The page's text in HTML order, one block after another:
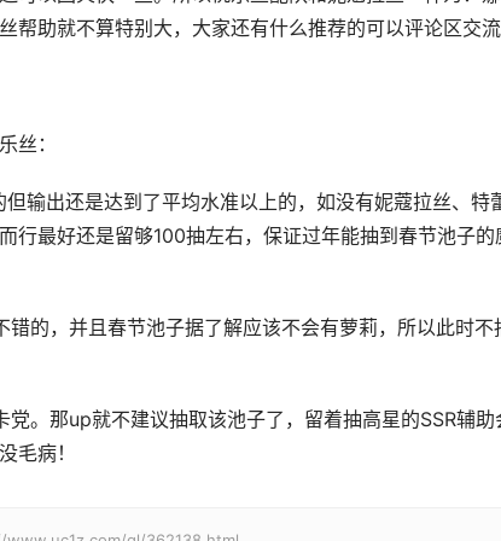
助就不算特别大，大家还有什么推荐的可以评论区交流
丝：
输出还是达到了平均水准以上的，如没有妮蔻拉丝、特
行最好还是留够100抽左右，保证过年能抽到春节池子的
的，并且春节池子据了解应该不会有萝莉，所以此时不
。那up就不建议抽取该池子了，留着抽高星的SSR辅助
毛病！